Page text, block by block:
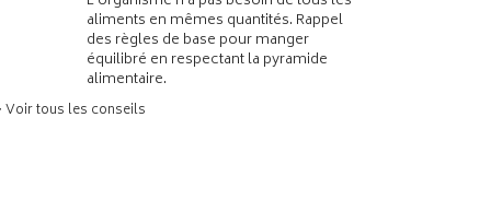
aliments en mêmes quantités. Rappel
des règles de base pour manger
équilibré en respectant la pyramide
alimentaire.
Voir tous les conseils